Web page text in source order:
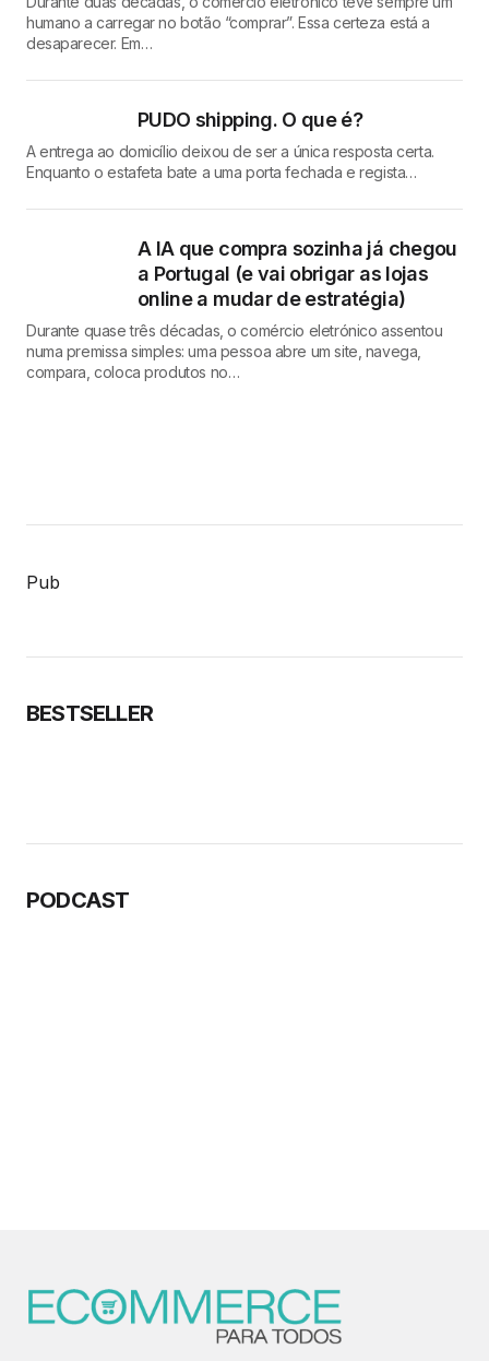
humano a carregar no botão “comprar”. Essa certeza está a
desaparecer. Em…
PUDO shipping. O que é?
A entrega ao domicílio deixou de ser a única resposta certa.
Enquanto o estafeta bate a uma porta fechada e regista…
A IA que compra sozinha já chegou
a Portugal (e vai obrigar as lojas
online a mudar de estratégia)
Durante quase três décadas, o comércio eletrónico assentou
numa premissa simples: uma pessoa abre um site, navega,
compara, coloca produtos no…
Pub
BESTSELLER
PODCAST